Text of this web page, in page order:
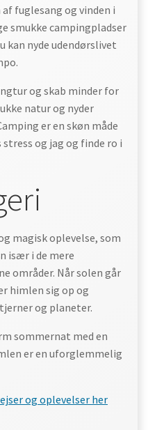
fuglesang og vinden i
smukke campingpladser
kan nyde udendørslivet
og skab minder for
natur og nyder
er en skøn måde
og jag og finde ro i
magisk oplevelse, som
især i de mere
områder. Når solen går
himlen sig op og
og planeter.
sommernat med en
er en uforglemmelig
og oplevelser her